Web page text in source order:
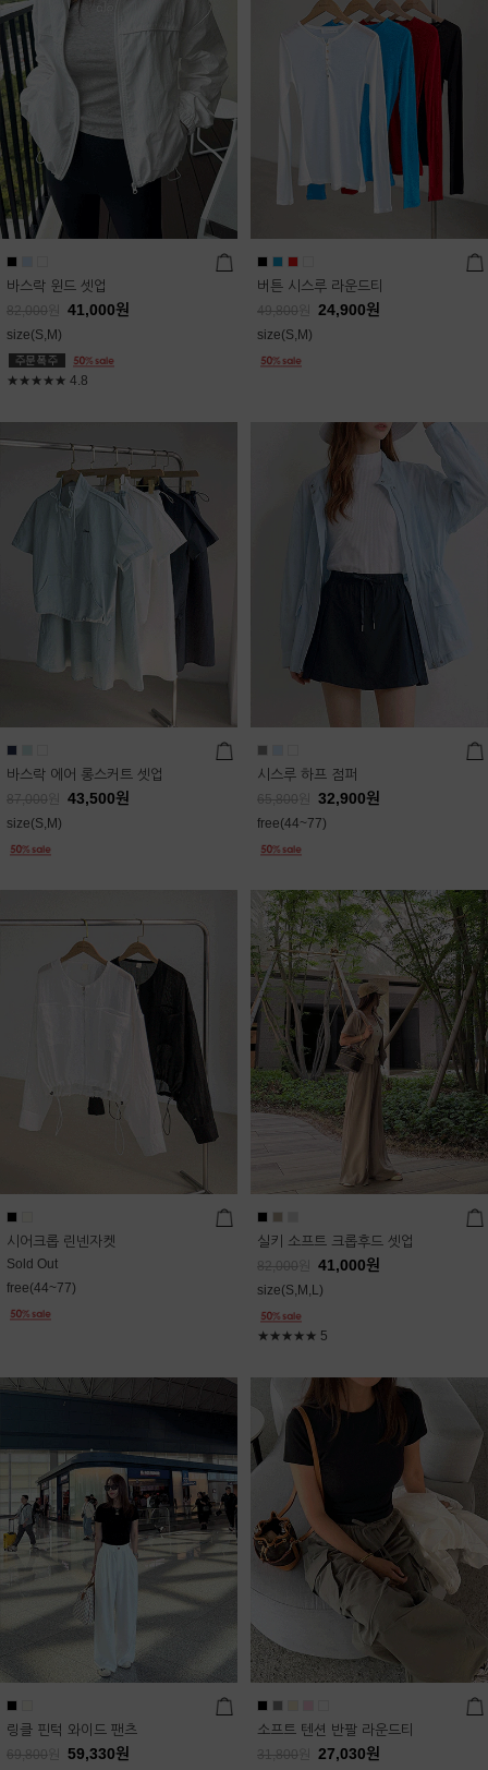
바스락 윈드 셋업
82,000 41,000원
size(S,M)
★★★★★ 4.8
버튼 시스루 라운드티
49,800 24,900원
size(S,M)
바스락 에어 롱스커트 셋업
87,000 43,500원
size(S,M)
시스루 하프 점퍼
65,800 32,900원
free(44~77)
시어크롭 린넨자켓
Sold Out
free(44~77)
실키 소프트 크롭후드 셋업
82,000 41,000원
size(S,M,L)
★★★★★ 5
링클 핀턱 와이드 팬츠
69,800 59,330원
소프트 텐션 반팔 라운드티
31,800 27,030원